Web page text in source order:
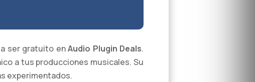
ser gratuito enAudio Plugin Deals.
a tus producciones musicales. Su
experimentados.